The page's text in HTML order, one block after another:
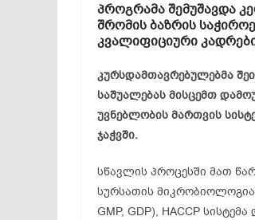
პროგრამა შემუშავდა
შრომის ბაზრის
კვალიფიციური
კურსდამთავრებულებმა
საშუალებას მისცემთ
უვნებლობის მართვის
ჯაჭვში.
სწავლის პროცესში მათ
სურსათის მიკრობიოლოგია
GMP, GDP), HACCP